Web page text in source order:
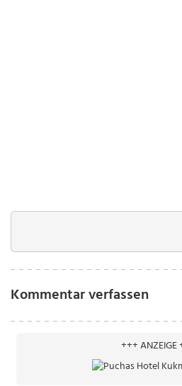
Kommentar verfassen
+++ ANZEIGE